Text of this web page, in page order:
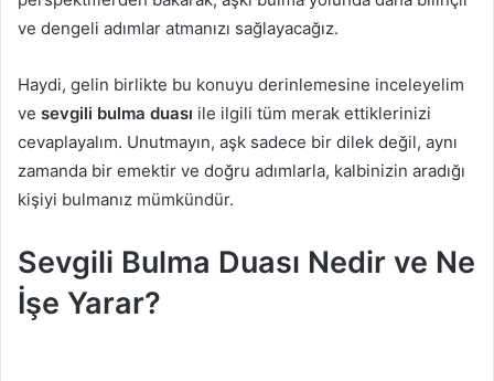
ve dengeli adımlar atmanızı sağlayacağız.
Haydi, gelin birlikte bu konuyu derinlemesine inceleyelim
ve sevgili bulma duası ile ilgili tüm merak ettiklerinizi
cevaplayalım. Unutmayın, aşk sadece bir dilek değil, aynı
zamanda bir emektir ve doğru adımlarla, kalbinizin aradığı
kişiyi bulmanız mümkündür.
Sevgili Bulma Duası Nedir ve Ne
İşe Yarar?